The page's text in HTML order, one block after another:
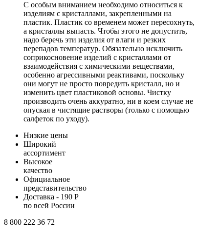
С особым вниманием необходимо относиться к
изделиям с кристаллами, закрепленными на
пластик. Пластик со временем может пересохнуть,
а кристаллы выпасть. Чтобы этого не допустить,
надо беречь эти изделия от влаги и резких
перепадов температур. Обязательно исключить
соприкосновение изделий с кристаллами от
взаимодействия с химическими веществами,
особенно агрессивными реактивами, поскольку
они могут не просто повредить кристалл, но и
изменить цвет пластиковой основы. Чистку
производить очень аккуратно, ни в коем случае не
опуская в чистящие растворы (только с помощью
салфеток по уходу).
Низкие цены
Широкий
ассортимент
Высокое
качество
Официальное
представительство
Доставка - 190 Р
по всей России
8 800 222 36 72